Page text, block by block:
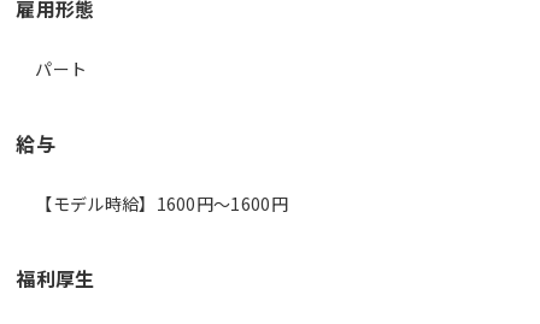
雇用形態
パート
給与
【モデル時給】1600円〜1600円
福利厚生